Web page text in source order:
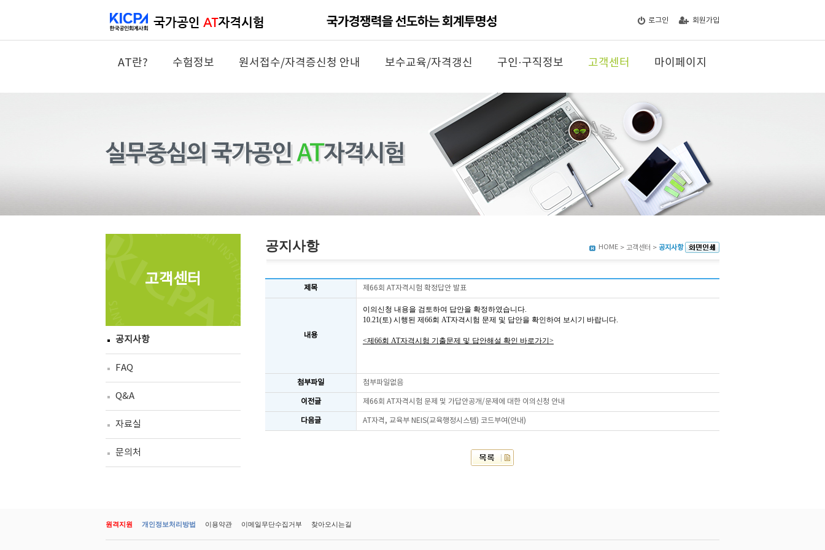
로그인 회원가입
AT란? 수험정보 원서접수/자격증신청 안내 보수교육/자격갱신 구인·구직정보 고객센터 마이페이지
고객센터
공지사항
FAQ
Q&A
자료실
문의처
공지사항 HOME > 고객센터 > 공지사항
제목 제66회 AT자격시험 확정답안 발표
내용
이의신청 내용을 검토하여 답안을 확정하였습니다.
10.21(토) 시행된 제66회 AT자격시험 문제 및 답안을 확인하여 보시기 바랍니다.
<제66회 AT자격시험 기출문제 및 답안해설 확인 바로가기>
첨부파일 첨부파일없음
이전글 제66회 AT자격시험 문제 및 가답안공개/문제에 대한 이의신청 안내
다음글 AT자격, 교육부 NEIS(교육행정시스템) 코드부여(안내)
원격지원 개인정보처리방법 이용약관 이메일무단수집거부 찾아오시는길